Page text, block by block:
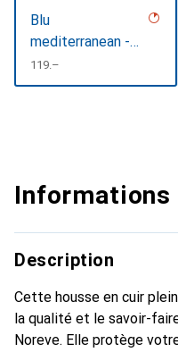
Blu
mediterranean -
Couture
CHF
119.–
Description
Cette housse en cuir
la qualité et le savoir-
Noreve. Elle protège